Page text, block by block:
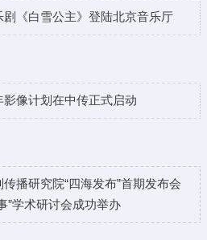
《白雪公主》登陆北京音乐厅
影像计划在中传正式启动
播研究院“四海发布”首期发布会
”学术研讨会成功举办